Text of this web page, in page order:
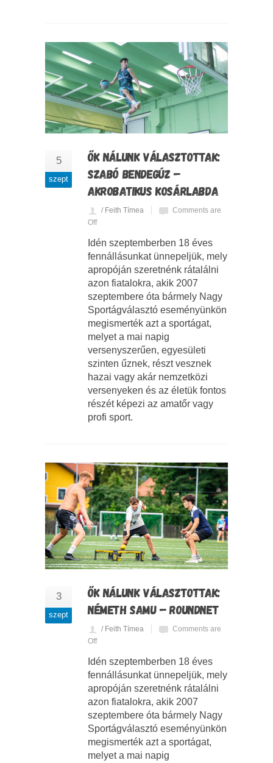
5
szept
ŐK NÁLUNK VÁLASZTOTTAK:
SZABÓ BENDEGÚZ –
AKROBATIKUS KOSÁRLABDA
/ Feith Tímea
Comments are
Off
Idén szeptemberben 18 éves
fennállásunkat ünnepeljük, mely
apropóján szeretnénk rátalálni
azon fiatalokra, akik 2007
szeptembere óta bármely Nagy
Sportágválasztó eseményünkön
megismerték azt a sportágat,
melyet a mai napig
versenyszerűen, egyesületi
szinten űznek, részt vesznek
hazai vagy akár nemzetközi
versenyeken és az életük fontos
részét képezi az amatőr vagy
profi sport.
3
szept
ŐK NÁLUNK VÁLASZTOTTAK:
NÉMETH SAMU – ROUNDNET
/ Feith Tímea
Comments are
Off
Idén szeptemberben 18 éves
fennállásunkat ünnepeljük, mely
apropóján szeretnénk rátalálni
azon fiatalokra, akik 2007
szeptembere óta bármely Nagy
Sportágválasztó eseményünkön
megismerték azt a sportágat,
melyet a mai napig